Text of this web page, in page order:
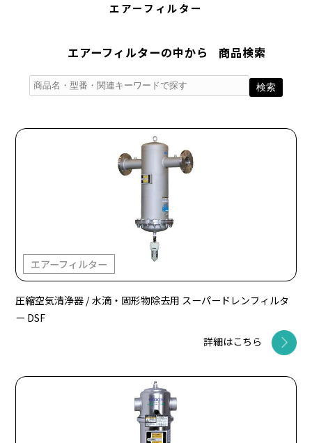
エアーフィルター
エアーフィルターの中から 商品検索
エアーフィルター
圧縮空気清浄器 / 水滴・固形物除去用 スーパードレンフィルタ
ー DSF
詳細はこちら